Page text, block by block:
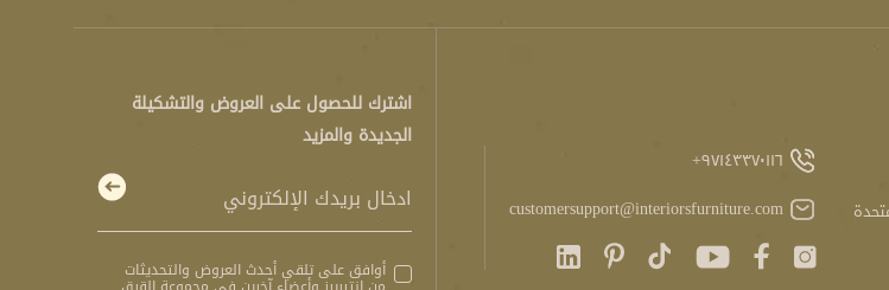
٩٧١٤٣٣٧٠١١٦+
customersupport@interiorsfurniture.com
اشترك للحصول على العروض والتشكيلة
الجديدة والمزيد
أوافق على تلقي أحدث العروض والتحديثات